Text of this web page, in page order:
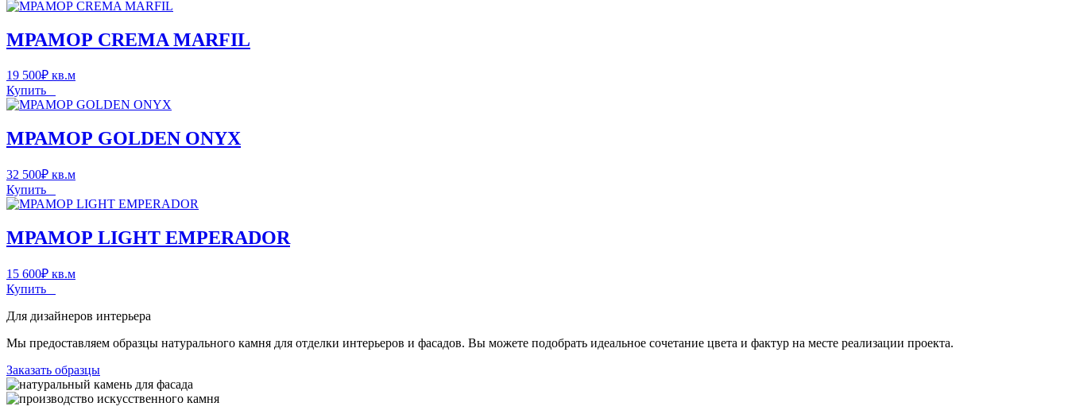
МРАМОР CREMA MARFIL
19 500₽ кв.м
Купить
МРАМОР GOLDEN ONYX
32 500₽ кв.м
Купить
МРАМОР LIGHT EMPERADOR
15 600₽ кв.м
Купить
Для дизайнеров интерьера
Мы предоставляем образцы натурального камня для отделки интерьеров и фасадов. Вы можете подобрать идеальное сочетание цвета и фактур на месте реализации проекта.
Заказать образцы